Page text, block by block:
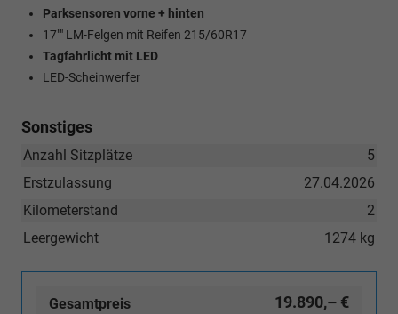
Parksensoren vorne + hinten
17"" LM-Felgen mit Reifen 215/60R17
Tagfahrlicht mit LED
LED-Scheinwerfer
Sonstiges
5
Anzahl Sitzplätze
27.04.2026
Erstzulassung
2
Kilometerstand
1274 kg
Leergewicht
Gesamtpreis 19.890,– €